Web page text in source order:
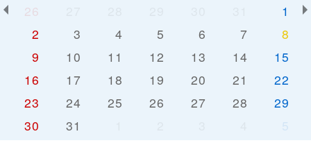
26
1
2
3 4 5 6 7
8
9
10 11 12 13 14
15
16
17 18 19 20 21
22
23
24 25 26 27 28
29
30
31 5